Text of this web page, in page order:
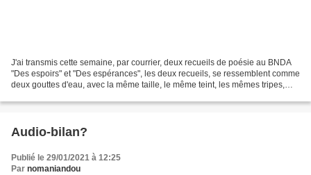
J'ai transmis cette semaine, par courrier, deux recueils de poésie au BNDA
"Des espoirs" et "Des espérances", les deux recueils, se ressemblent comme
deux gouttes d'eau, avec la même taille, le même teint, les mêmes tripes,
Audio-bilan?
Publié le 29/01/2021 à 12:25
Par nomaniandou